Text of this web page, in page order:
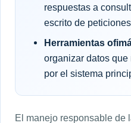
respuestas a
escrito de
Herramientas
organizar datos
por el sistema
El manejo responsable de